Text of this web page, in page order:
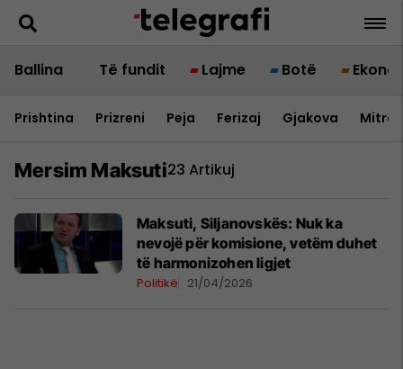
Ballina Të fundit Lajme Botë
Prishtina Prizreni Peja Ferizaj Gjakova
Mersim Maksuti23 Artikuj
Maksuti, Siljanovskës: Nuk ka
nevojë për komisione, vetëm duhet
të harmonizohen ligjet
Politikë 21/04/2026